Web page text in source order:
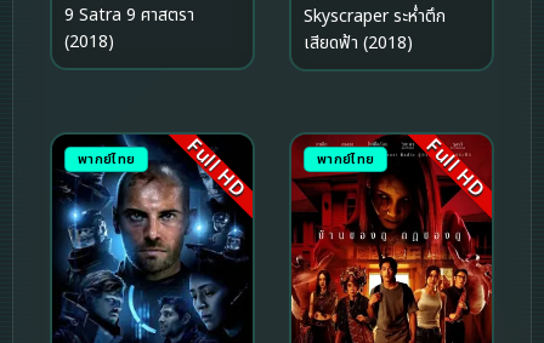
9 Satra 9 ศาสตรา
(2018)
Skyscraper ระห่ำตึก
เสียดฟ้า (2018)
พากย์ไทย Full HD พากย์ไทย Full HD